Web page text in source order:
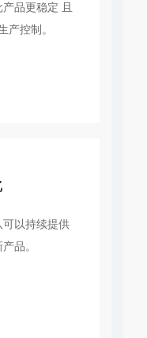
品更稳定 且
产控制。
以持续提供
品。